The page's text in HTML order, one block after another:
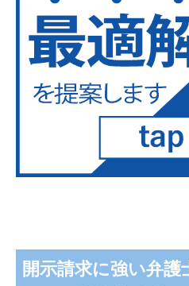
開示請求に強い弁